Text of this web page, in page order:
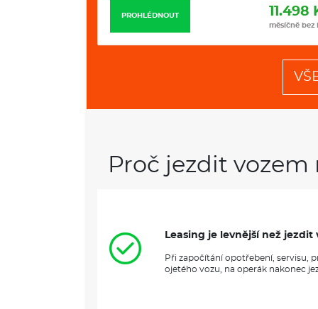
PROHLÉDNOUT 11.989
měsíčně bez
Proč jezdit
Leasing je levnější než
Při započítání opotřebení, servisu,
ojetého vozu, na operák nakonec